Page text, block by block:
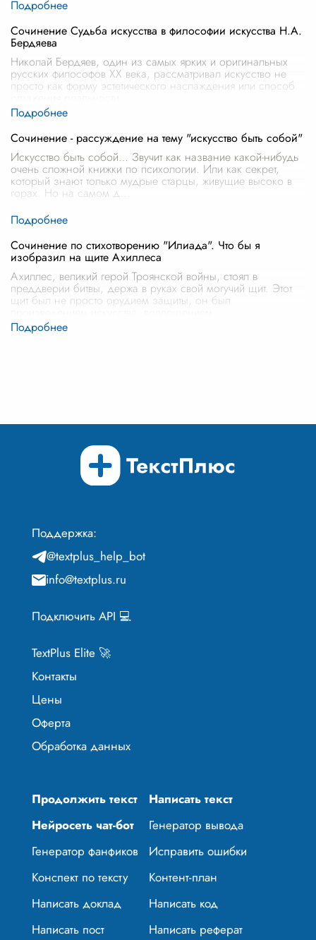
Сочинение Судьба искусства в философии искусства Н.А.
Бердяева
Николай Бердяев, один из самых ярких и оригинальных
русских философов XX века, рассматривал искусство не
просто как форму эстетического наслаждения или способ
Сочинение - рассуждение на тему "искусство быть собой"
Искусство быть собой… Звучит как название какой-нибудь
очень сложной книжки по психологии. Или как секрет,
который знают только мудрые старцы, живущие высоко в
горах. Но на самом д
Сочинение по стихотворению "Илиада". Что бы я
изобразил на щите Ахиллеса
Ахиллес, великий герой Троянской войны, стоял в
преддверии битвы, держа в руках свой могучий щит. Этот
щит был не просто орудием защиты, он был
Поддержка:
@textplus_help_bot
info@textplus.ru
Подключить API 💻
TextPlus Elite 🚀
Контакты
Цены
Оферта
Обработка данных
Продолжить текст
Написать текст
Нейросеть чат-бот
Генератор вывода
Генератор фанфиков
Исправить ошибки
Конспект по тексту
Контент-план
Написать доклад
Написать код
Написать пост
Написать реферат